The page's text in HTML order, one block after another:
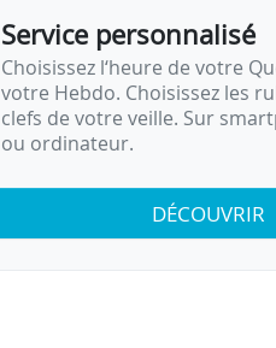
Service personnalisé
Choisissez l‘heure de votre
votre Hebdo. Choisissez les
clefs de votre veille. Sur
ou ordinateur.
DÉCOUVRIR